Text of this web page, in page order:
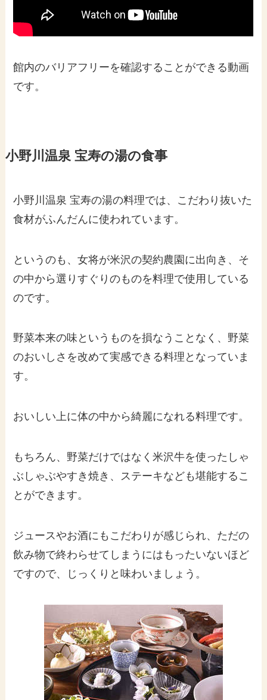
館内のバリアフリーを確認することができる動画
です。
小野川温泉 宝寿の湯の食事
小野川温泉 宝寿の湯の料理では、こだわり抜いた
食材がふんだんに使われています。
というのも、女将が米沢の契約農園に出向き、そ
の中から選りすぐりのものを料理で使用している
のです。
野菜本来の味というものを損なうことなく、野菜
のおいしさを改めて実感できる料理となっていま
す。
おいしい上に体の中から綺麗になれる料理です。
もちろん、野菜だけではなく米沢牛を使ったしゃ
ぶしゃぶやすき焼き、ステーキなども堪能するこ
とができます。
ジュースやお酒にもこだわりが感じられ、ただの
飲み物で終わらせてしまうにはもったいないほど
ですので、じっくりと味わいましょう。